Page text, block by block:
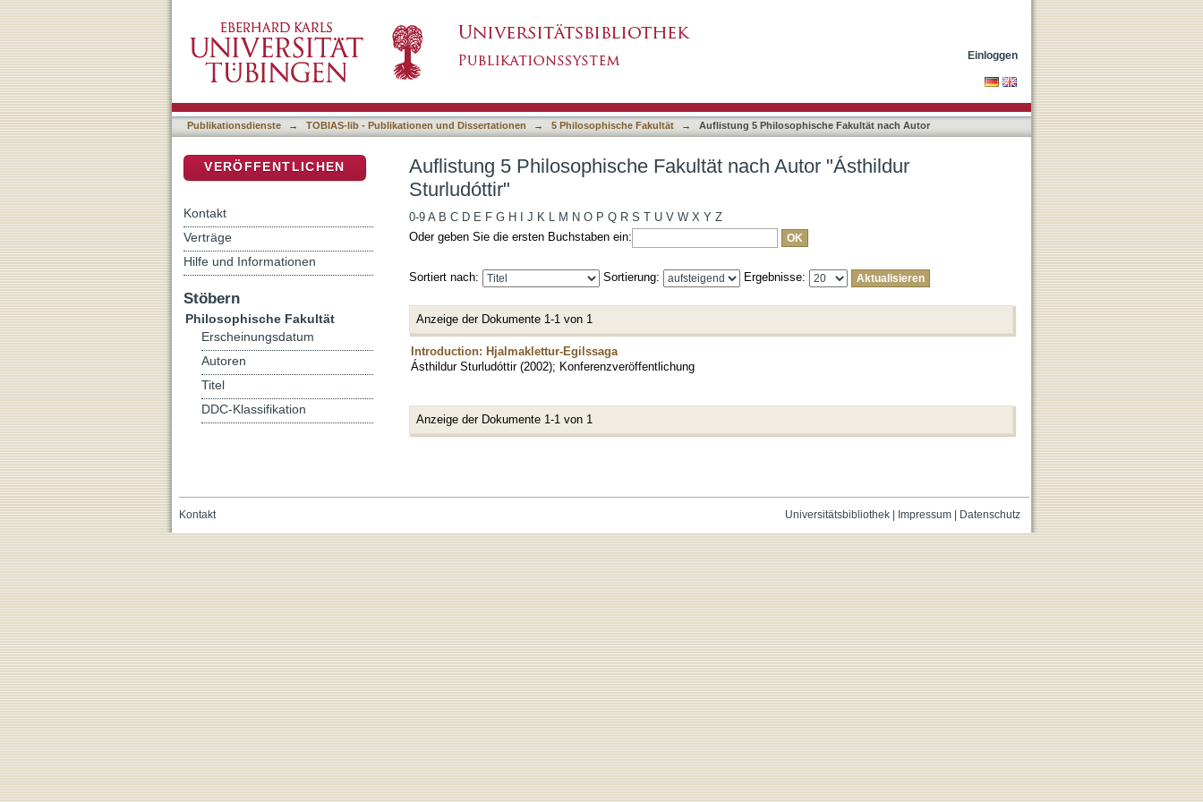
Einloggen
Publikationsdienste → TOBIAS-lib - Publikationen und Dissertationen → 5 Philosophische Fakultät → Auflistung 5 Philosophische Fakultät nach Autor
Auflistung 5 Philosophische Fakultät nach Autor "Ásthildur
Sturludóttir"
0-9 A B C D E F G H J K L M N O P Q R S T U V W X Y Z
Oder geben Sie die ersten Buchstaben ein:
Sortiert nach: Sortierung: Ergebnisse:
Anzeige der Dokumente 1-1 von 1
Introduction: Hjalmaklettur-Egilssaga
Ásthildur Sturludóttir (2002); Konferenzveröffentlichung
Anzeige der Dokumente 1-1 von 1
VERÖFFENTLICHEN
Kontakt
Verträge
Hilfe und Informationen
Stöbern
Philosophische Fakultät
Erscheinungsdatum
Autoren
Titel
DDC-Klassifikation
Universitätsbibliothek| Impressum| Datenschutz
Kontakt